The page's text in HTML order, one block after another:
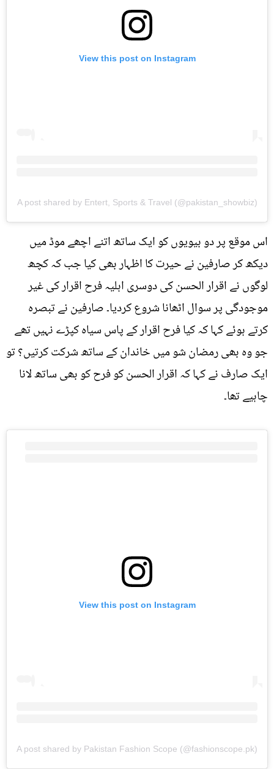
View this post on Instagram
A post shared by Entert, Sports & Travel (@pakistan_showbiz)
اس موقع پر دو بیویوں کو ایک ساتھ اتنے اچھے موڈ میں
دیکھ کر صارفین نے حیرت کا اظہار بھی کیا جب کہ کچھ
لوگوں نے اقرار الحسن کی دوسری اہلیہ فرح اقرار کی غیر
موجودگی پر سوال اٹھانا شروع کردیا۔ صارفین نے تبصرہ
کرتے ہوئے کہا کہ کیا فرح اقرار کے پاس سیاہ کپڑے نہیں تھے
جو وہ بھی رمضان شو میں خاندان کے ساتھ شرکت کرتیں؟ تو
ایک صارف نے کہا کہ اقرار الحسن کو فرح کو بھی ساتھ لانا
چاہیے تھا۔
View this post on Instagram
A post shared by Pakistan Fashion Scope (@fashionscope.pk)